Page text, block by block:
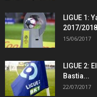
LIGUE 1:
2017/2018
15/06/2017
LIGUE 2:
Bastia...
22/07/2017